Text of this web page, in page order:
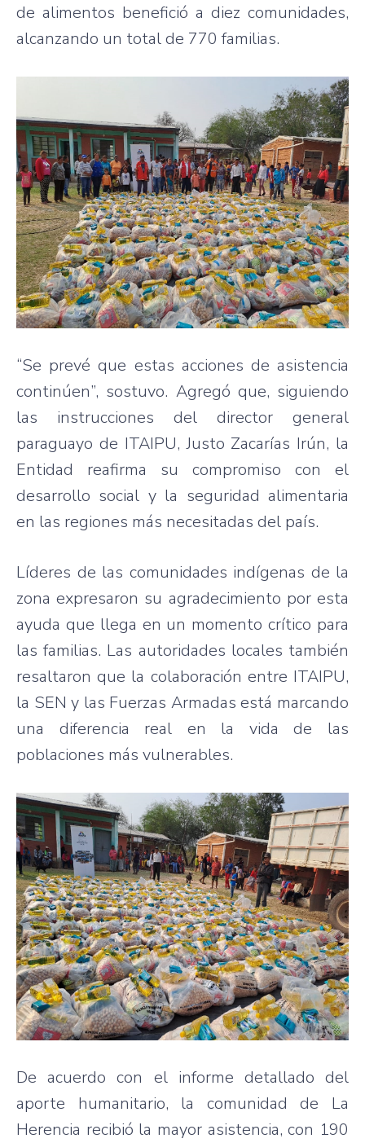
de alimentos benefició a diez comunidades,
alcanzando un total de 770 familias.
“Se prevé que estas acciones de asistencia
continúen”, sostuvo. Agregó que, siguiendo
las instrucciones del director general
paraguayo de ITAIPU, Justo Zacarías Irún, la
Entidad reafirma su compromiso con el
desarrollo social y la seguridad alimentaria
en las regiones más necesitadas del país.
Líderes de las comunidades indígenas de la
zona expresaron su agradecimiento por esta
ayuda que llega en un momento crítico para
las familias. Las autoridades locales también
resaltaron que la colaboración entre ITAIPU,
la SEN y las Fuerzas Armadas está marcando
una diferencia real en la vida de las
poblaciones más vulnerables.
De acuerdo con el informe detallado del
aporte humanitario, la comunidad de La
Herencia recibió la mayor asistencia, con 190